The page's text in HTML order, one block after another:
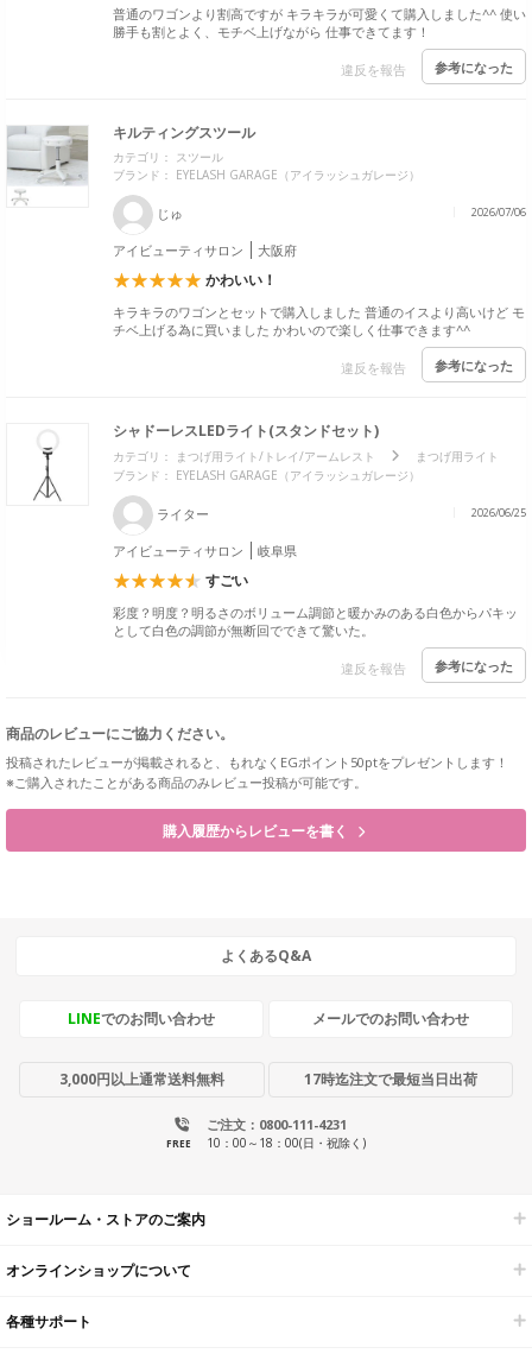
普通のワゴンより割高ですが キラキラが可愛くて購入しました^^ 使い
勝手も割とよく、モチベ上げながら 仕事できてます！
違反を報告 参考になった
キルティングスツール
カテゴリ： スツール
ブランド： EYELASH GARAGE（アイラッシュガレージ）
じゅ 2026/07/06
アイビューティサロン 大阪府
かわいい！
キラキラのワゴンとセットで購入しました 普通のイスより高いけど モ
チベ上げる為に買いました かわいので楽しく仕事できます^^
違反を報告 参考になった
シャドーレスLEDライト(スタンドセット)
カテゴリ： まつげ用ライト/トレイ/アームレスト
まつげ用ライト
ブランド： EYELASH GARAGE（アイラッシュガレージ）
ライター 2026/06/25
アイビューティサロン 岐阜県
すごい
彩度？明度？明るさのボリューム調節と暖かみのある白色からパキッ
として白色の調節が無断回でできて驚いた。
違反を報告 参考になった
商品のレビューにご協力ください。
投稿されたレビューが掲載されると、もれなくEGポイント50ptをプレゼントします！
※ご購入されたことがある商品のみレビュー投稿が可能です。
購入履歴からレビューを書く
よくあるQ&A
LINEでのお問い合わせ メールでのお問い合わせ
3,000円以上通常送料無料 17時迄注文で最短当日出荷
ご注文：0800-111-4231
FREE 10：00～18：00(日・祝除く)
ショールーム・ストアのご案内
オンラインショップについて
各種サポート